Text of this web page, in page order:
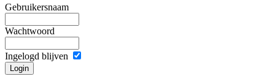
Gebruikersnaam
Wachtwoord
Ingelogd blijven